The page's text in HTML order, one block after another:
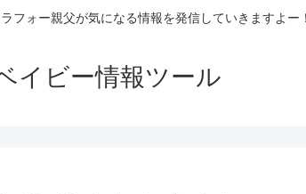
フォー親父が気になる情報を発信していきますよー
イビー情報ツール